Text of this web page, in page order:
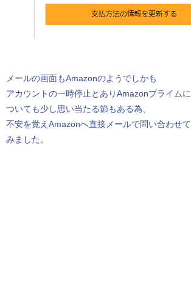
メールの画面もAmazonのようでしかも
アカウントの一時停止とありAmazonプライムに
ついても少し思い当たる節もある為、
不安を覚えAmazonへ直接メールで問い合わせて
みました。